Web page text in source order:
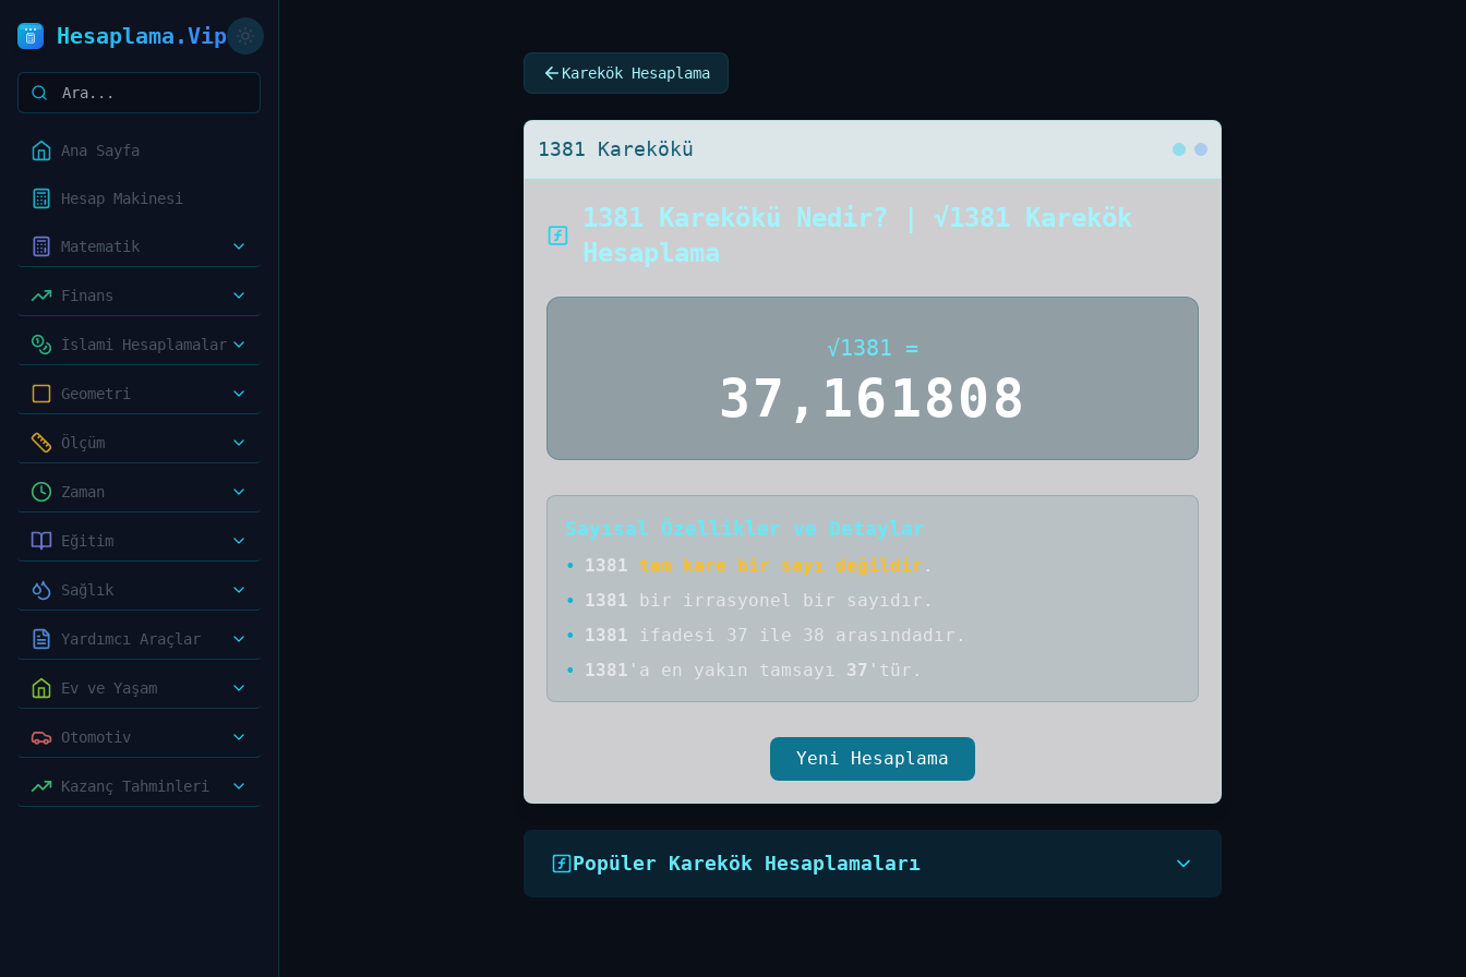
Hesaplama.Vip
Ana Sayfa
Hesap Makinesi
Matematik
Finans
İslami Hesaplamalar
Geometri
Ölçüm
Zaman
Eğitim
Sağlık
Yardımcı Araçlar
Ev ve Yaşam
Otomotiv
Kazanç Tahminleri
Karekök Hesaplama
1381 Karekökü
1381 Karekökü Nedir? | √1381 Karekök
Hesaplama
√1381 =
37,161808
Sayısal Özellikler ve Detaylar
• 1381 tam kare bir sayı değildir .
•
1381 bir irrasyonel bir sayıdır .
•
1381
ifadesi 37 ile 38 arasındadır.
•
1381 'a en yakın tamsayı 37 'tür.
Yeni Hesaplama
Popüler Karekök Hesaplamaları